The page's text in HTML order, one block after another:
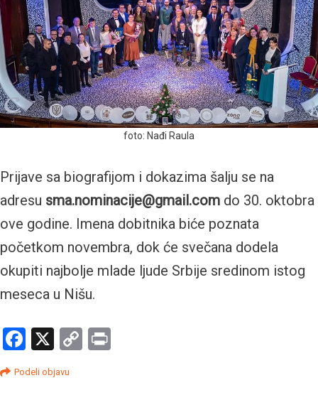
foto: Nađi Raula
Prijave sa biografijom i dokazima šalju se na
adresu sma.nominacije@gmail.com do 30. oktobra
ove godine. Imena dobitnika biće poznata
početkom novembra, dok će svečana dodela
okupiti najbolje mlade ljude Srbije sredinom istog
meseca u Nišu.
Facebook
X
Copy
Podeli objavu